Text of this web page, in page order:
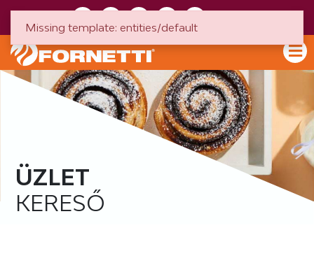
ÜZLET
KERESŐ
Missing template: entities/default